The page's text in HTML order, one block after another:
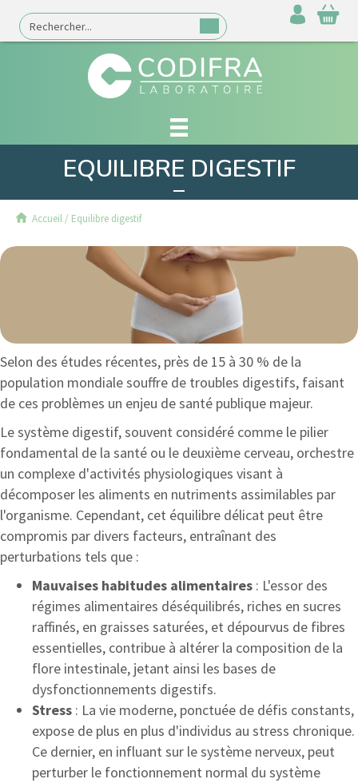
EQUILIBRE DIGESTIF
Accueil / Equilibre digestif
Selon des études récentes, près de 15 à 30 % de la
population mondiale souffre de troubles digestifs, faisant
de ces problèmes un enjeu de santé publique majeur.
Le système digestif, souvent considéré comme le pilier
fondamental de la santé ou le deuxième cerveau, orchestre
un complexe d'activités physiologiques visant à
décomposer les aliments en nutriments assimilables par
l'organisme. Cependant, cet équilibre délicat peut être
compromis par divers facteurs, entraînant des
perturbations tels que :
Mauvaises habitudes alimentaires : L'essor des
régimes alimentaires déséquilibrés, riches en sucres
raffinés, en graisses saturées, et dépourvus de fibres
essentielles, contribue à altérer la composition de la
flore intestinale, jetant ainsi les bases de
dysfonctionnements digestifs.
Stress : La vie moderne, ponctuée de défis constants,
expose de plus en plus d'individus au stress chronique.
Ce dernier, en influant sur le système nerveux, peut
perturber le fonctionnement normal du système